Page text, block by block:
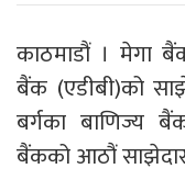
काठमाडौं । मेगा
बैंक (एडीबी)को
बर्गका बाणिज्य
बैंकको आठौं